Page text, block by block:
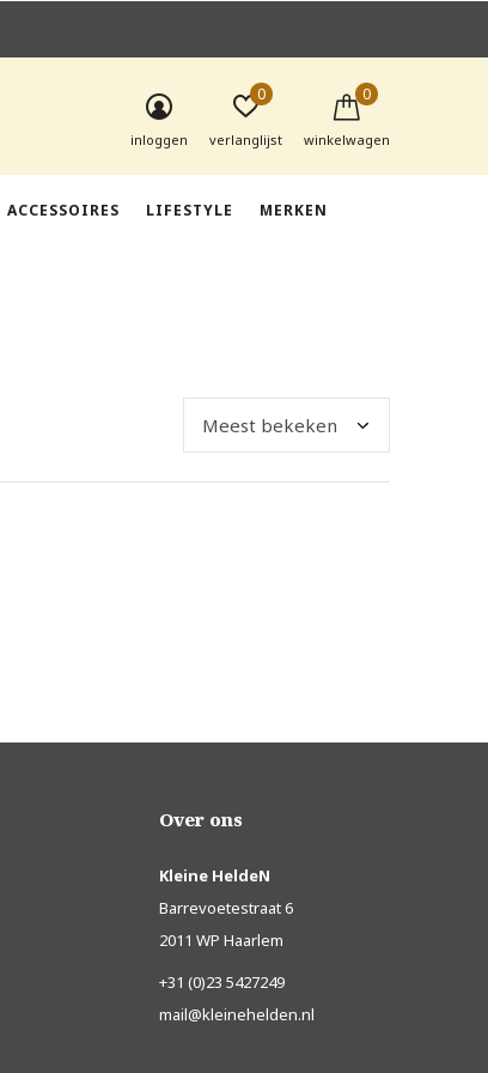
ACCESSOIRES LIFESTYLE MERKEN
inloggen verlanglijst
0
winkelwagen
0
Over ons
Kleine HeldeN
Barrevoetestraat 6
2011 WP Haarlem
+31 (0)23 5427249
mail@kleinehelden.nl